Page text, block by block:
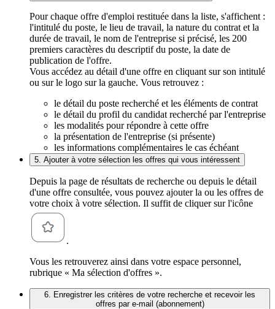
Pour chaque offre d'emploi restituée dans la liste, s'affichent :
l'intitulé du poste, le lieu de travail, la nature du contrat et la
durée de travail, le nom de l'entreprise si précisé, les 200
premiers caractères du descriptif du poste, la date de
publication de l'offre.
Vous accédez au détail d'une offre en cliquant sur son intitulé
ou sur le logo sur la gauche. Vous retrouvez :
le détail du poste recherché et les éléments de contrat
le détail du profil du candidat recherché par l'entreprise
les modalités pour répondre à cette offre
la présentation de l'entreprise (si présente)
les informations complémentaires le cas échéant
5. Ajouter à votre sélection les offres qui vous intéressent
Depuis la page de résultats de recherche ou depuis le détail
d'une offre consultée, vous pouvez ajouter la ou les offres de
votre choix à votre sélection. Il suffit de cliquer sur l'icône
.
Vous les retrouverez ainsi dans votre espace personnel,
rubrique « Ma sélection d'offres ».
6. Enregistrer les critères de votre recherche et recevoir les
offres par e-mail (abonnement)